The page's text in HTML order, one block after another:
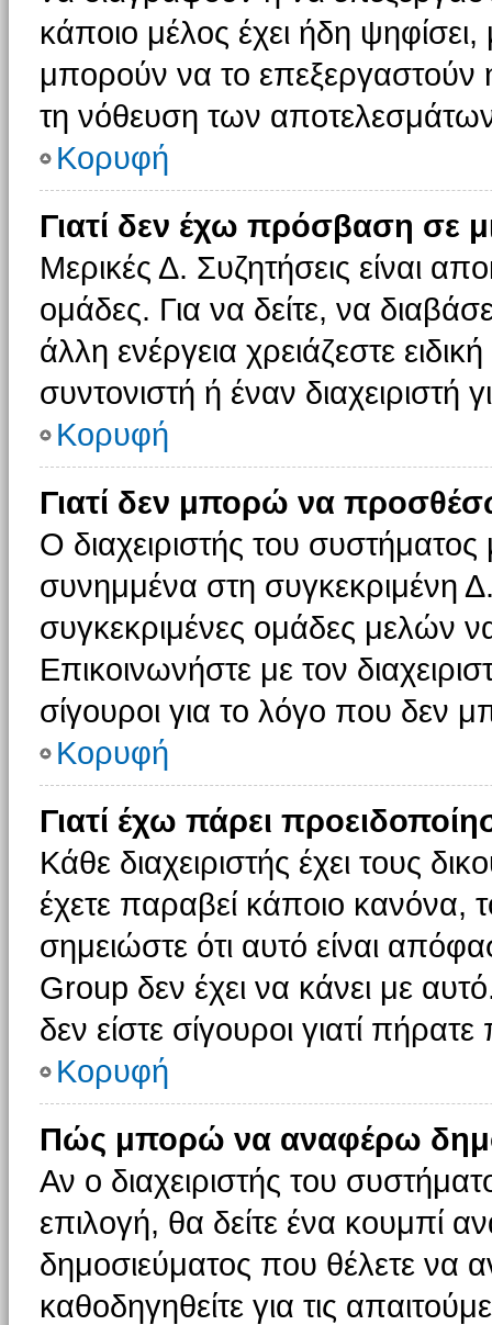
κάποιο μέλος έχει ήδη ψηφίσει,
μπορούν να το επεξεργαστούν
τη νόθευση των
Κορυφή
Γιατί δεν έχω πρόσβαση σε
Μερικές Δ. Συζητήσεις είναι
ομάδες. Για να δείτε, να
άλλη ενέργεια χρειάζεστε
συντονιστή ή έναν διαχειριστή
Κορυφή
Γιατί δεν μπορώ να
Ο διαχειριστής του
συνημμένα στη συγκεκριμένη
συγκεκριμένες ομάδες μελών
Επικοινωνήστε με τον
σίγουροι για το λόγο που δεν
Κορυφή
Γιατί έχω πάρει
Κάθε διαχειριστής έχει τους
έχετε παραβεί κάποιο κανόνα,
σημειώστε ότι αυτό είναι
Group δεν έχει να κάνει με
δεν είστε σίγουροι γιατί
Κορυφή
Πώς μπορώ να αναφέρω
Αν ο διαχειριστής του
επιλογή, θα δείτε ένα κουμπί
δημοσιεύματος που θέλετε να
καθοδηγηθείτε για τις